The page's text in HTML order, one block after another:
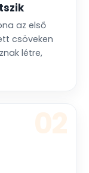
az első
csöveken
létre,